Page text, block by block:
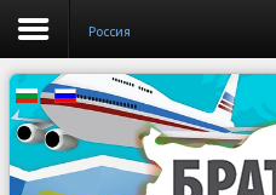
Россия